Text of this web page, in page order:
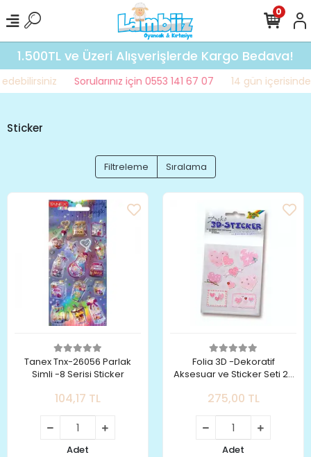
1.500TL ve Üzeri Alışverişlerde Kargo Bedava!
Sorularınız için 0553 141 67 07 14 gün içerisinde
0
Sticker
Filtreleme Sıralama
Tanex Tnx-26056 Parlak
Simli -8 Serisi Sticker
104,17 TL
Adet
Folia 3D -Dekoratif
Aksesuar ve Sticker Seti 2-
275,00 TL
Adet